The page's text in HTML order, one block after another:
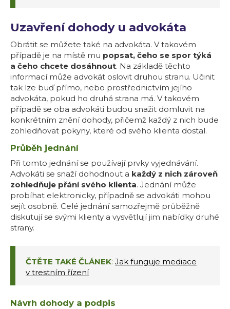
Uzavření dohody u advokáta
Obrátit se můžete také na advokáta. V takovém
případě je na místě mu popsat, čeho se spor týká
a čeho chcete dosáhnout. Na základě těchto
informací může advokát oslovit druhou stranu. Učinit
tak lze buď přímo, nebo prostřednictvím jejího
advokáta, pokud ho druhá strana má. V takovém
případě se oba advokáti budou snažit domluvit na
konkrétním znění dohody, přičemž každý z nich bude
zohledňovat pokyny, které od svého klienta dostal.
Průběh jednání
Při tomto jednání se používají prvky vyjednávání.
Advokáti se snaží dohodnout a každý z nich zároveň
zohledňuje přání svého klienta. Jednání může
probíhat elektronicky, případně se advokáti mohou
sejít osobně. Celé jednání samozřejmě průběžně
diskutují se svými klienty a vysvětlují jim nabídky druhé
strany.
ČTĚTE TAKÉ ČLÁNEK: Jak funguje mediace
v trestním řízení
Návrh dohody a podpis